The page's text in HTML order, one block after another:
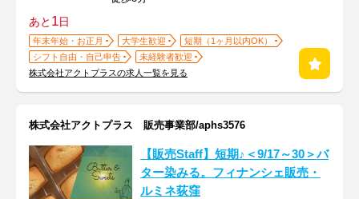
あと 1日
年末年始・お正月 大学生歓迎
短期（1ヶ月以内OK）
シフト自由・自己申告
未経験者歓迎
株式会社アクトプラスの求人一覧を見る
株式会社アクトプラス 販売事業部/aphs3576
【販売Staff】短期♪＜9/17～30＞バ
ター染みる。フィナンシェ販売・
ルミネ荻窪